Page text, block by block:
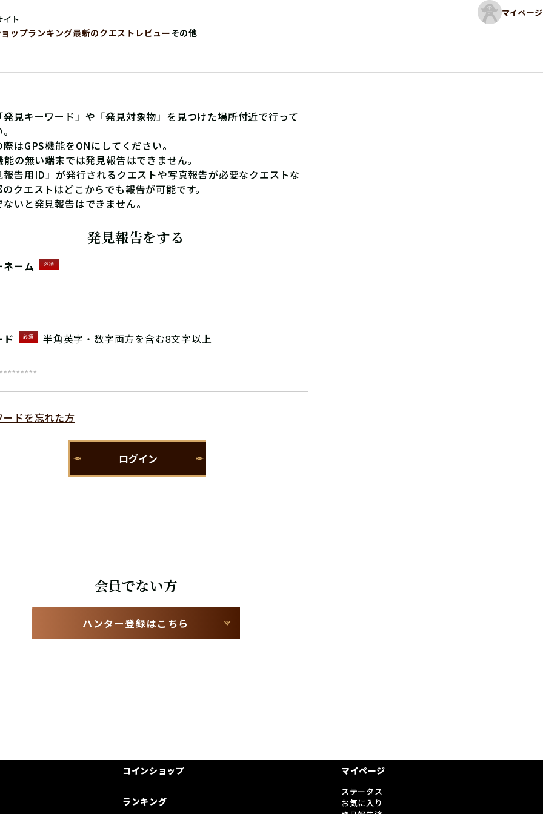
イト
マイページ
ップランキング最新のクエストレビューその他
発見キーワード」や「発見対象物」を見つけた場所付近で行って
はGPS機能をONにしてください。
の無い端末では発見報告はできません。
告用ID」が発行されるクエストや写真報告が必要なクエストな
のクエストはどこからでも報告が可能です。
いと発見報告はできません。
発見報告をする
ネーム 必須
ド 必須 半角英字・数字両方を含む8文字以上
ードを忘れた方
会員でない方
ハンター登録はこちら
コインショップ
ランキング
マイページ
ステータス
お気に入り